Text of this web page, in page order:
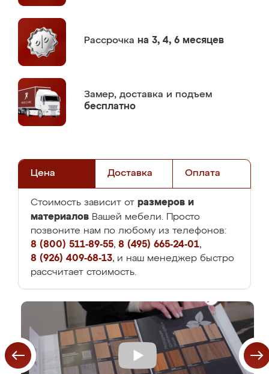
Рассрочка на 3, 4, 6 месяцев
Замер, доставка и подъем
бесплатно
Цена Доставка Оплата
Стоимость зависит от размеров и
материалов Вашей мебели. Просто
позвоните нам по любому из телефонов:
8 (800) 511-89-55, 8 (495) 665-24-01,
8 (926) 409-68-13, и наш менеджер быстро
рассчитает стоимость.